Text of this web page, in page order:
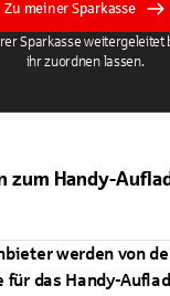
Zu meiner Sparkasse
Sparkasse weitergeleitet
ihr zuordnen lassen.
zum Handy-
werden von
für das Handy-